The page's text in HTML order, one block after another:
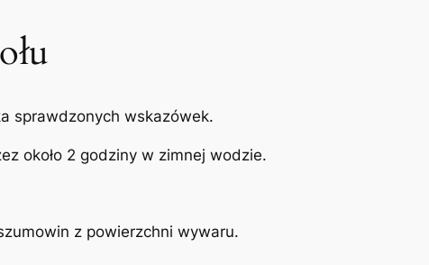
sprawdzonych wskazówek.
około 2 godziny w zimnej wodzie.
z powierzchni wywaru.